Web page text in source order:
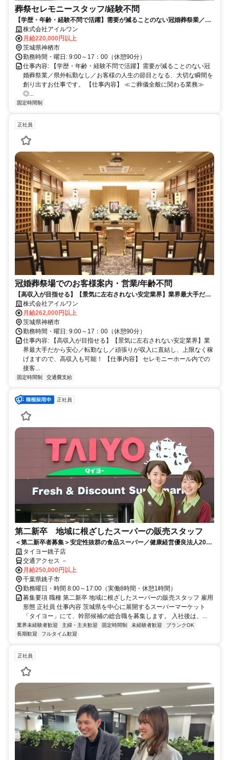
葬祭セレモニースタッフ/経験不問
【学歴・年齢・経験不問で活躍】需要が減ることのない冠婚葬祭業／県
外転勤なし／お客様の人生の節目となる、大切な瞬間を創り出すお仕事
です。
株式会社アイルワン
月給220,000円以上
茨城県神栖市
勤務時間・曜日: 9:00～17：00（休憩90分）
仕事内容: 【学歴・年齢・経験不問で活躍】需要が減ることのない冠
婚葬祭業／県外転勤なし／お客様の人生の節目となる、大切な瞬間を
創り出すお仕事です。 【仕事内容】 ≪ご葬儀全般に関わる業務≫
◎...
固定時間制
正社員
冠婚葬祭場でのお客様案内・営業/年齢不問
【高収入が目指せる】【景気に左右されない安定業界】業界最大手だか
ら安心／転勤なし／頑張りが収入に直結し、上限なく稼げますので、高
収入も可能！
株式会社アイルワン
月給262,000円以上
茨城県神栖市
勤務時間・曜日: 9:00～17：00（休憩90分）
仕事内容: 【高収入が目指せる】【景気に左右されない安定業界】業
界最大手だから安心／転勤なし／頑張りが収入に直結し、上限なく稼
げますので、高収入も可能！ 【仕事内容】 セレモニーホール内での
接客...
固定時間制 交通費支給
正社員
第二新卒 地域に根ざしたスーパーの販売スタッフ
＜第二新卒者募集＞安定性抜群の食品スーパー／健康経営優良法人2026
認定／福利厚生充実／賞与年2回
タイヨー銚子店
交通アクセス －
月給250,000円以上
千葉県銚子市
勤務曜日・時間 8:00～17:00（実働8時間・休憩1時間）
募集要項 職種 第二新卒 地域に根ざしたスーパーの販売スタッフ 雇用
形態 正社員 仕事内容 茨城県を中心に展開するスーパーマーケット
「タイヨー」にて、幹部候補の総合職を募集します。 入社後は、...
業界未経験者歓迎 主婦・主夫歓迎 固定時間制 未経験者歓迎
ブランクOK
長期歓迎
フルタイム歓迎
正社員